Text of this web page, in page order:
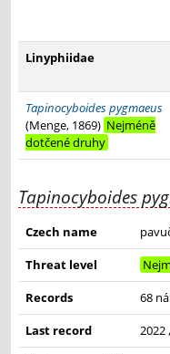
−
Linyphiidae
Tapinocyboides pygmaeus
(Menge, 1869) Nejméně
dotčené druhy
Tapinocyboides
Czech name
Threat level
Records
68
Last record
2022 ,